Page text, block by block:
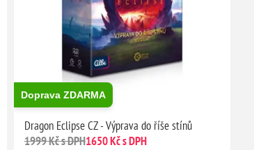
Doprava ZDARMA
Dragon Eclipse CZ - Výprava do říše stínů
1999 Kč s DPH1650 Kč s DPH